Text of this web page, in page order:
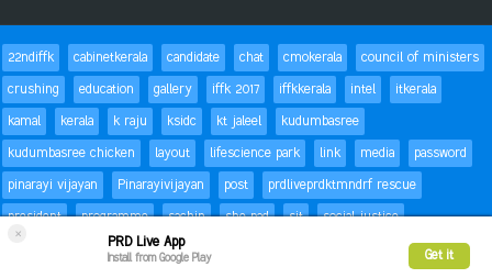
×
PRD Live App
Install from Google Play Get it
22ndiffk cabinetkerala candidate chat cmokerala
council of ministers
crushing
education gallery iffk 2017 iffkkerala intel
itkerala
kamal
kerala k raju ksidc kt jaleel
kudumbasree
kudumbasree chicken
layout lifescience park link media
password
pinarayi vijayan
Pinarayivijayan post
prdliveprdktmndrf rescue
president
programme sachin she pad sit
social justice
status Success
trackbacks